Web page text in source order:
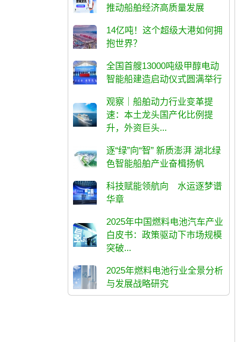
推动船舶经济高质量发展
14亿吨！这个超级大港如何拥
抱世界？
全国首艘13000吨级甲醇电动
智能船建造启动仪式圆满举行
观察｜船舶动力行业变革提
速：本土龙头国产化比例提
升，外资巨头...
逐“绿”向“智” 新质澎湃 湖北绿
色智能船舶产业奋楫扬帆
科技赋能领航向 水运逐梦谱
华章
2025年中国燃料电池汽车产业
白皮书：政策驱动下市场规模
突破...
2025年燃料电池行业全景分析
与发展战略研究